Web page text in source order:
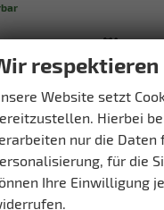
Getriebe
Leistung 110 kW
€
kombiniert:5,90 l/
155,00 g/km
Website setzt
Hierbei
nur die Daten
für die
Ihre Einwilligung